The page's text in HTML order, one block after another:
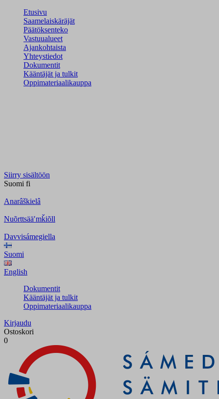
Etusivu
Saamelaiskäräjät
Päätöksenteko
Vastuualueet
Ajankohtaista
Yhteystiedot
Dokumentit
Kääntäjät ja tulkit
Oppimateriaalikauppa
Siirry sisältöön
Suomi fi
Anarâškielâ
Nuõrttsääʹmǩiõll
Davvisámegiella
Suomi
English
Dokumentit
Kääntäjät ja tulkit
Oppimateriaalikauppa
Kirjaudu
Ostoskori
0